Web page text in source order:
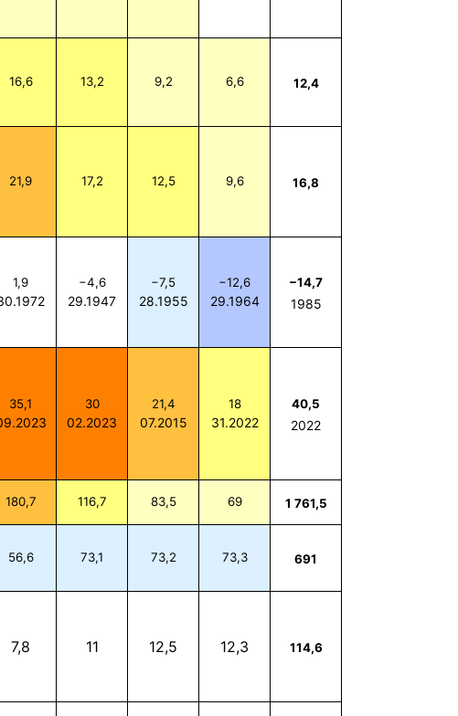
16,6 13,2 9,2 6,6 12,4
21,9 17,2 12,5 9,6 16,8
1,9 −4,6
29.1947
−7,5
28.1955
−12,6
29.1964
−14,7
1985
35,1 30
02.2023
21,4
07.2015
18
31.2022
40,5
2022
180,7 116,7 83,5 69 1 761,5
56,6 73,1 73,2 73,3 691
7,8 11 12,5 12,3 114,6